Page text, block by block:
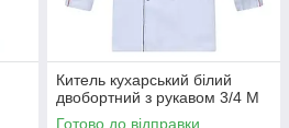
Китель кухарський білий
двобортний з рукавом 3/4 M
Готово до відправки